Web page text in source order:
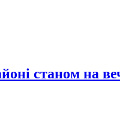
станом на